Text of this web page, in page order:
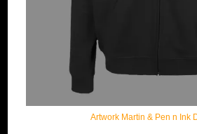
Artwork Martin & Pen n Ink